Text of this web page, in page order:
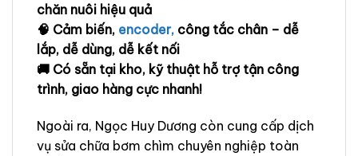
chăn nuôi hiệu quả
🧠 Cảm biến, encoder, công tắc chân – dễ
lắp, dễ dùng, dễ kết nối
🚚 Có sẵn tại kho, kỹ thuật hỗ trợ tận công
trình, giao hàng cực nhanh!
Ngoài ra, Ngọc Huy Dương còn cung cấp dịch
vụ sửa chữa bơm chìm chuyên nghiệp toàn